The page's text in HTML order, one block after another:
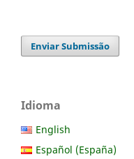
Enviar Submissão
Idioma
English
Español (España)